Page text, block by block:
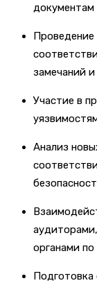
документам
Проведение
замечаний
Участие в
Анализ
органами
Подготовка